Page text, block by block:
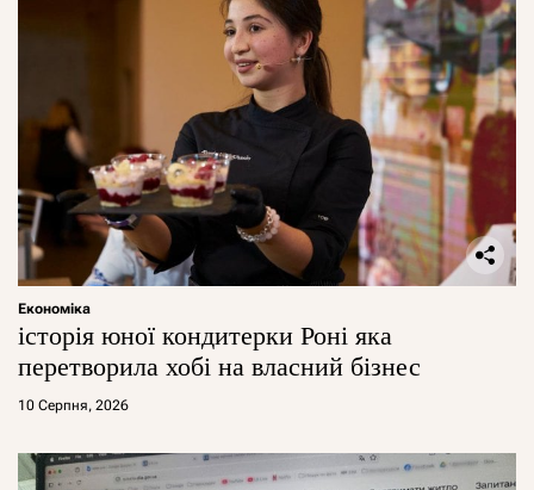
Економіка
історія юної кондитерки Роні яка
перетворила хобі на власний бізнес
10 Серпня, 2026